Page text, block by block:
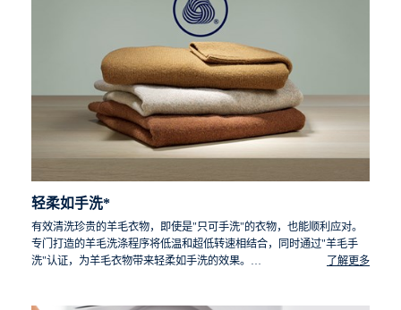
轻柔如手洗*
有效清洗珍贵的羊毛衣物，即使是"只可手洗"的衣物，也能顺利应对。
专门打造的羊毛洗涤程序将低温和超低转速相结合，同时通过"羊毛手
洗"认证，为羊毛衣物带来轻柔如手洗的效果。
了解更多